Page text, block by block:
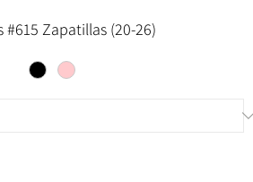
#615 Zapatillas (20-26)